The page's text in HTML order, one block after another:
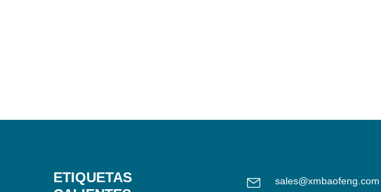
ETIQUETAS
sales@xmbaofeng.com